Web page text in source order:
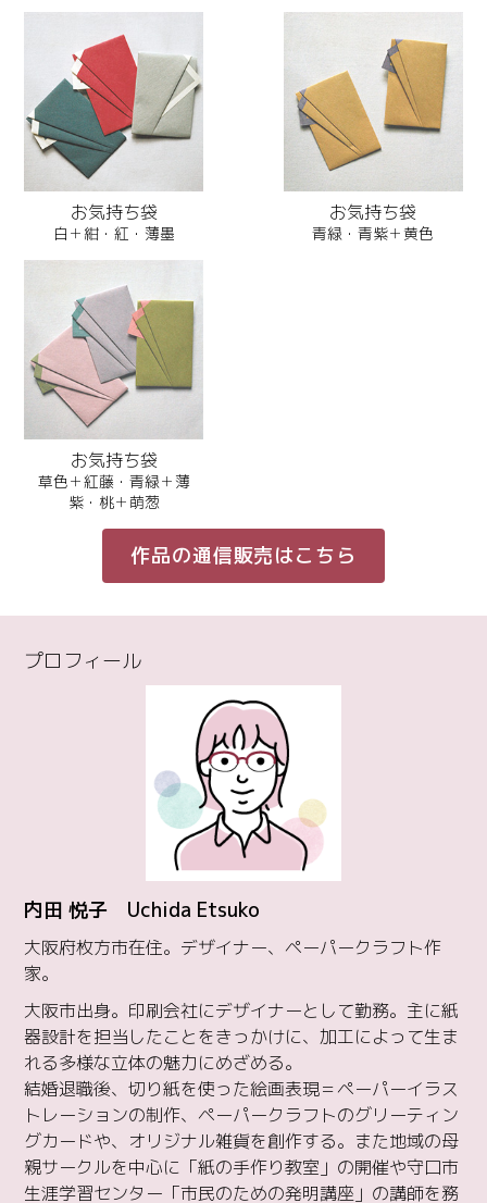
お気持ち袋
白＋紺・紅・薄墨
お気持ち袋
青緑・青紫＋黄色
お気持ち袋
草色＋紅藤・青緑＋薄
紫・桃＋萌葱
作品の通信販売はこちら
プロフィール
内田 悦子 Uchida Etsuko
大阪府枚方市在住。デザイナー、ペーパークラフト作
家。
大阪市出身。印刷会社にデザイナーとして勤務。主に紙
器設計を担当したことをきっかけに、加工によって生ま
れる多様な立体の魅力にめざめる。
結婚退職後、切り紙を使った絵画表現＝ペーパーイラス
トレーションの制作、ペーパークラフトのグリーティン
グカードや、オリジナル雑貨を創作する。また地域の母
親サークルを中心に「紙の手作り教室」の開催や守口市
生涯学習センター「市民のための発明講座」の講師を務